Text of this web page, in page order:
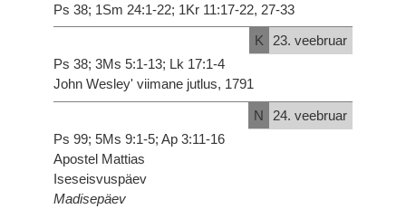
Ps 38; 1Sm 24:1-22; 1Kr 11:17-22, 27-33
K
23. veebruar
Ps 38; 3Ms 5:1-13; Lk 17:1-4
John Wesley' viimane jutlus, 1791
N
24. veebruar
Ps 99; 5Ms 9:1-5; Ap 3:11-16
Apostel Mattias
Iseseisvuspäev
Madisepäev